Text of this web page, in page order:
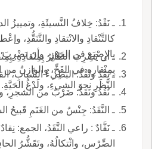
ـ نَقْدُ: خِلافُ النَّسيئَةِ، وتمييزُ
كالتَّنْقادِ والانْتقادِ والتَّنَقُّدِ،
بالإِصْبَعِ في الجَوْزِ، وأن يَضْرِبَ
بِمِنْقارِهِ في الفَخِّ، والوازِنُ من
النَّظَرِ نحوَ الشيءِ، ولَدْغُ الحَيَّةِ.
ـ أن يَضْرِبَ الطائِرُ بِمِنْقادِهِ:
ـ نِقْدُ ونُقْدُ: البَطِيءُ الشَّبابِ،
ـ نُقُدُ ونَقَدُ: ضَرْبٌ من الشجرِ،
ـ النَّقَدُ: جِنْسٌ من الغَنَمِ قَبيحُ
ـ نَقَّادٌ : راعي النَّقَدُ، الجمع:
الضِّرْسِ، وائْتكالُهُ، وتَقَشُّرُ